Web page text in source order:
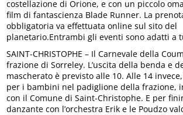
costellazione di Orione, e con un piccolo
film di fantascienza Blade Runner. La
obbligatoria va effettuata online sul sito del
planetario.Entrambi gli eventi sono adatti a
SAINT-CHRISTOPHE – Il Carnevale della
frazione di Sorreley. L’uscita della benda e
mascherato è previsto alle 10. Alle 14
per i bambini nel padiglione della frazione,
con il Comune di Saint-Christophe. E per
danzante con l’orchestra Erik e le Poudzo